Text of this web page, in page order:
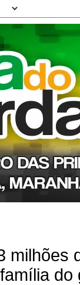
milhões
do